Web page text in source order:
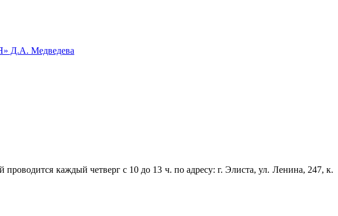
Д.А. Медведева
каждый четверг с 10 до 13 ч. по адресу: г. Элиста, ул. Ленина, 247, к.